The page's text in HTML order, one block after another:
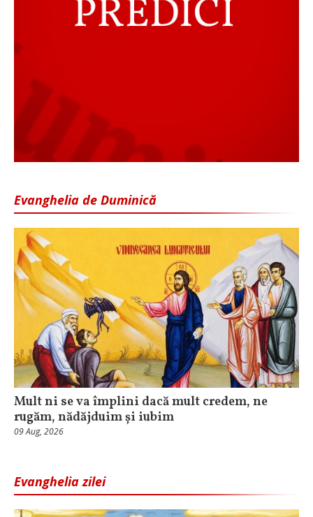
Evanghelia de Duminică
Mult ni se va împlini dacă mult credem, ne
rugăm, nădăjduim și iubim
09 Aug, 2026
Evanghelia zilei